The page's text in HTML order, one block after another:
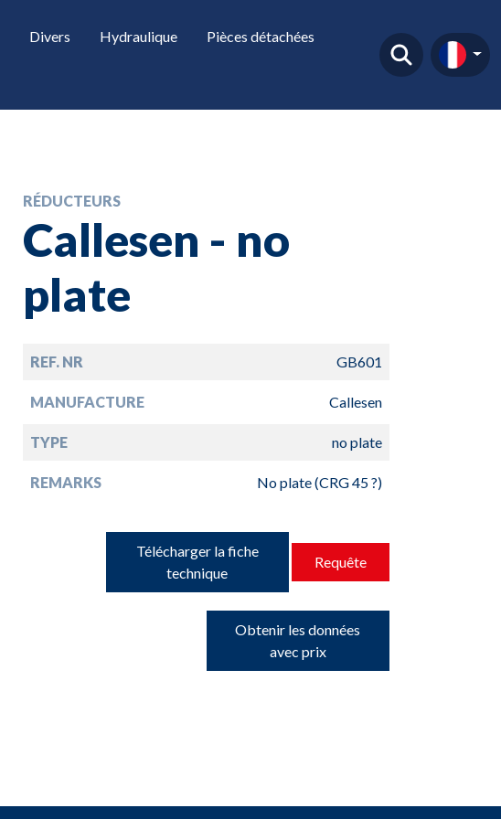
Divers Hydraulique Pièces détachées
RÉDUCTEURS
Callesen - no
plate
REF. NR GB601
MANUFACTURE Callesen
TYPE no plate
REMARKS No plate (CRG 45 ?)
Télécharger la fiche
technique
Requête
Obtenir les données
avec prix